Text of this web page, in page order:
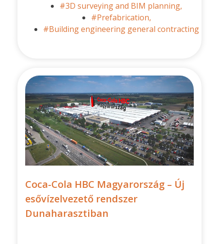
#3D surveying and BIM planning,
#Prefabrication,
#Building engineering general contracting
Coca-Cola HBC Magyarország – Új
esővízelvezető rendszer
Dunaharasztiban